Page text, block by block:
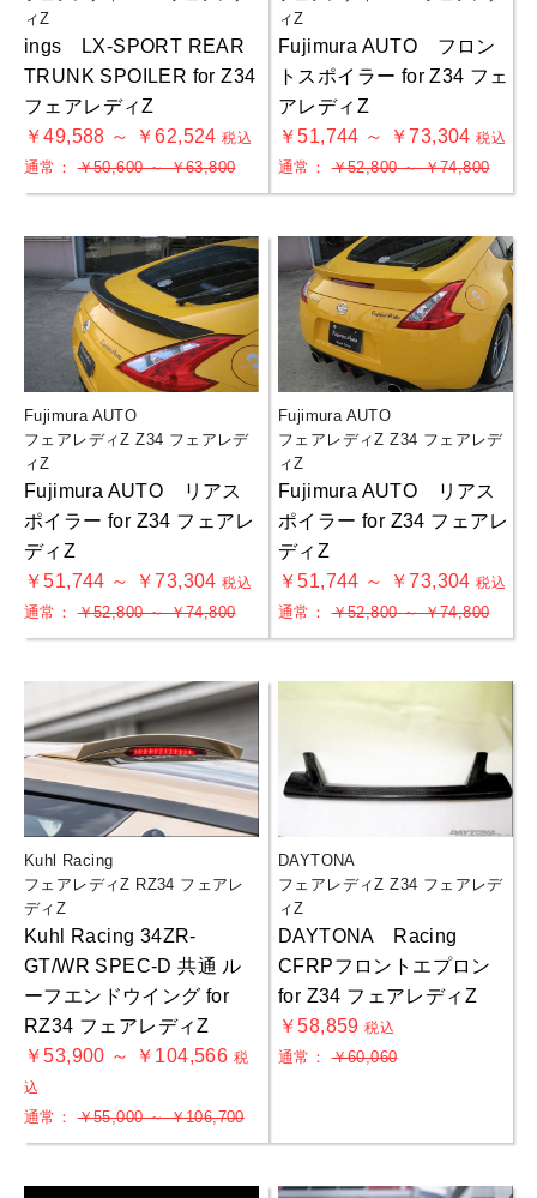
ィZ
ings LX-SPORT REAR
TRUNK SPOILER for Z34
フェアレディZ
￥49,588 ～ ￥62,524税込
通常：￥50,600 ～ ￥63,800
ィZ
Fujimura AUTO フロン
トスポイラー for Z34 フェ
アレディZ
￥51,744 ～ ￥73,304税込
通常：￥52,800 ～ ￥74,800
Fujimura AUTO
フェアレディZ Z34 フェアレデ
ィZ
Fujimura AUTO リアス
ポイラー for Z34 フェアレ
ディZ
￥51,744 ～ ￥73,304税込
通常：￥52,800 ～ ￥74,800
Fujimura AUTO
フェアレディZ Z34 フェアレデ
ィZ
Fujimura AUTO リアス
ポイラー for Z34 フェアレ
ディZ
￥51,744 ～ ￥73,304税込
通常：￥52,800 ～ ￥74,800
Kuhl Racing
フェアレディZ RZ34 フェアレ
ディZ
Kuhl Racing 34ZR-
GT/WR SPEC-D 共通 ル
ーフエンドウイング for
RZ34 フェアレディZ
￥53,900 ～ ￥104,566 税
込
通常：￥55,000 ～ ￥106,700
DAYTONA
フェアレディZ Z34 フェアレデ
ィZ
DAYTONA Racing
CFRPフロントエプロン
for Z34 フェアレディZ
￥58,859税込
通常：￥60,060
カートへ進む